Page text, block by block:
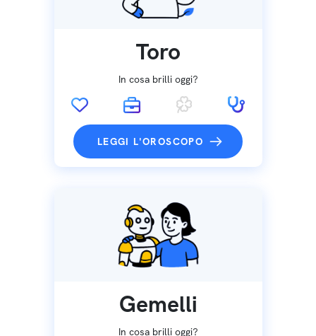
Toro
In cosa brilli oggi?
LEGGI L'OROSCOPO
Gemelli
In cosa brilli oggi?